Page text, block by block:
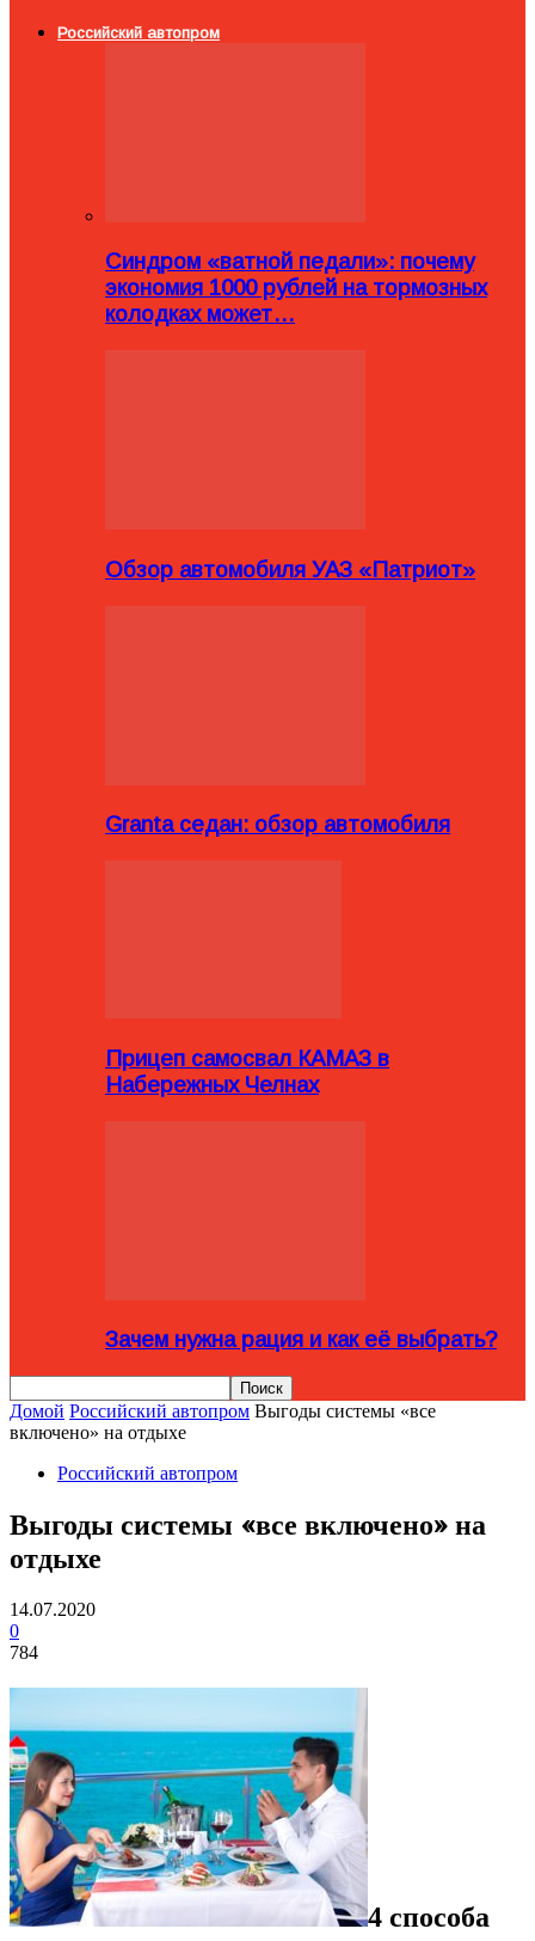
Российский автопром
Синдром «ватной педали»: почему
экономия 1000 рублей на тормозных
колодках может…
Обзор автомобиля УАЗ «Патриот»
Granta седан: обзор автомобиля
Прицеп самосвал КАМАЗ в
Набережных Челнах
Зачем нужна рация и как её выбрать?
Домой Российский автопром Выгоды системы «все
включено» на отдыхе
Российский автопром
Выгоды системы «все включено» на
отдыхе
14.07.2020
0
784
4 способа